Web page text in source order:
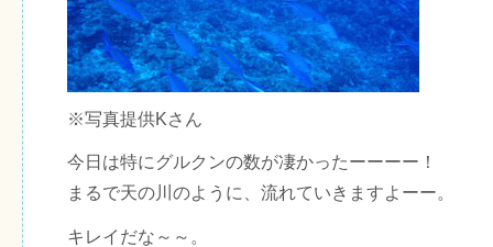
※写真提供Kさん
今日は特にグルクンの数が凄かったーーーー！
まるで天の川のように、流れていきますよーー。
キレイだな～～。